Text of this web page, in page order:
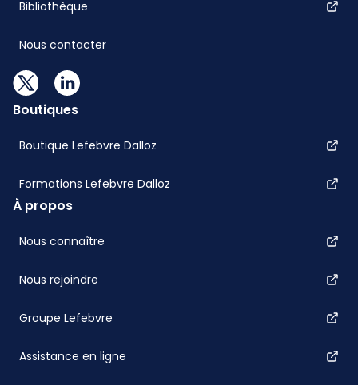
Bibliothèque
Nous contacter
Boutiques
Boutique Lefebvre Dalloz
Formations Lefebvre Dalloz
À propos
Nous connaître
Nous rejoindre
Groupe Lefebvre
Assistance en ligne